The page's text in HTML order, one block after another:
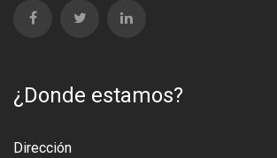
¿Donde estamos?
Dirección